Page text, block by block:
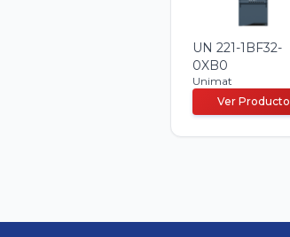
UN 221-1BF32-
0XB0
Unimat
Ver Producto